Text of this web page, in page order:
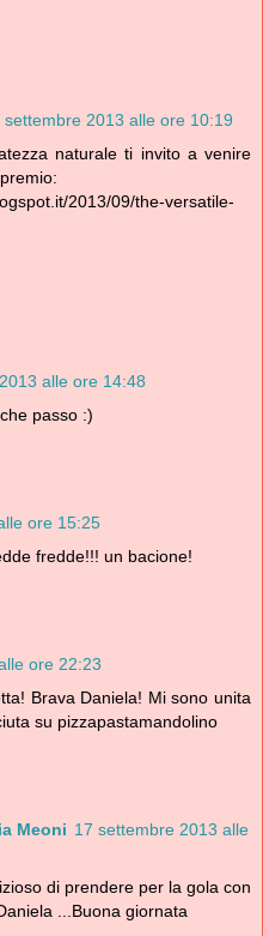
settembre 2013 alle ore 10:19
naturale ti invito a venire
2013/09/the-versatile-
alle ore 14:48
passo :)
ore 15:25
fredde!!! un bacione!
ore 22:23
Brava Daniela! Mi sono unita
su pizzapastamandolino
Meoni 17 settembre 2013 alle
di prendere per la gola con
...Buona giornata